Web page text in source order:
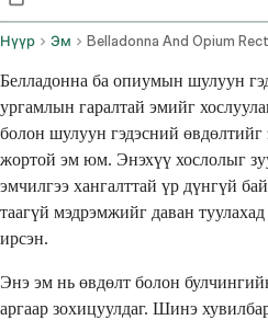
Нүүр Эм
Белладонна ба опиумын шулуун
ургамлын гаралтай эмийг
болон шулуун гэдэсний өвдөлтийг
жортой эм юм. Энэхүү хослолыг
эмчилгээ хангалттай үр дүнгүй
таагүй мэдрэмжийг даван
ирсэн.
Энэ эм нь өвдөлт болон
аргаар зохицуулдаг. Шинэ